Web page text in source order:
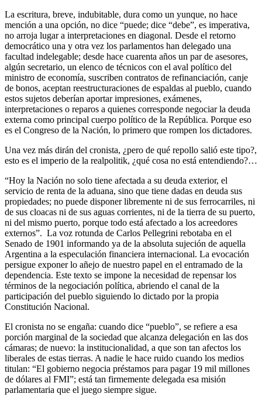
La escritura, breve, indubitable, dura como un yunque, no hace
mención a una opción, no dice “puede; dice “debe”, es imperativa,
no arroja lugar a interpretaciones en diagonal. Desde el retorno
democrático una y otra vez los parlamentos han delegado una
facultad indelegable; desde hace cuarenta años un par de asesores,
algún secretario, un elenco de técnicos con el aval político del
ministro de economía, suscriben contratos de refinanciación, canje
de bonos, aceptan reestructuraciones de espaldas al pueblo, cuando
estos sujetos deberían aportar impresiones, exámenes,
interpretaciones o reparos a quienes corresponde negociar la deuda
externa como principal cuerpo político de la República. Porque eso
es el Congreso de la Nación, lo primero que rompen los dictadores.
Una vez más dirán del cronista, ¿pero de qué repollo salió este tipo?,
esto es el imperio de la realpolitik, ¿qué cosa no está entendiendo?…
“Hoy la Nación no solo tiene afectada a su deuda exterior, el
servicio de renta de la aduana, sino que tiene dadas en deuda sus
propiedades; no puede disponer libremente ni de sus ferrocarriles, ni
de sus cloacas ni de sus aguas corrientes, ni de la tierra de su puerto,
ni del mismo puerto, porque todo está afectado a los acreedores
externos”. La voz rotunda de Carlos Pellegrini rebotaba en el
Senado de 1901 informando ya de la absoluta sujeción de aquella
Argentina a la especulación financiera internacional. La evocación
persigue exponer lo añejo de nuestro papel en el entramado de la
dependencia. Este texto se impone la necesidad de repensar los
términos de la negociación política, abriendo el canal de la
participación del pueblo siguiendo lo dictado por la propia
Constitución Nacional.
El cronista no se engaña: cuando dice “pueblo”, se refiere a esa
porción marginal de la sociedad que alcanza delegación en las dos
cámaras; de nuevo: la institucionalidad, a que son tan afectos los
liberales de estas tierras. A nadie le hace ruido cuando los medios
titulan: “El gobierno negocia préstamos para pagar 19 mil millones
de dólares al FMI”; está tan firmemente delegada esa misión
parlamentaria que el juego siempre sigue.